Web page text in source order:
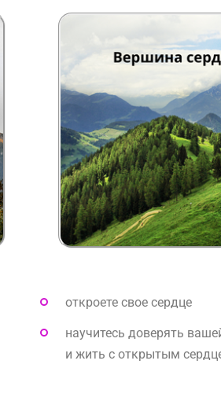
откроете свое сердце
научитесь доверять
и жить с открытым